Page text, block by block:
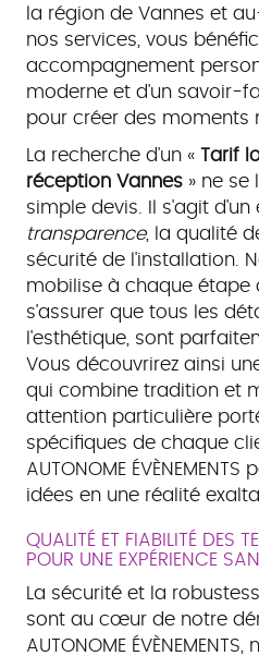
la région de Vannes et
nos services, vous
accompagnement
moderne et d'un savoir-
pour créer des moments
La recherche d'un « Tarif
réception Vannes» ne se
simple devis. Il s'agit
transparence, la qualité
sécurité de l'installation.
mobilise à chaque étape
s'assurer que tous les
l'esthétique, sont
Vous découvrirez ainsi
qui combine tradition et
attention particulière
spécifiques de chaque
AUTONOME
idées en une réalité
QUALITÉ ET FIABILITÉ DES
POUR UNE EXPÉRIENCE
La sécurité et la
sont au cœur de notre
AUTONOME